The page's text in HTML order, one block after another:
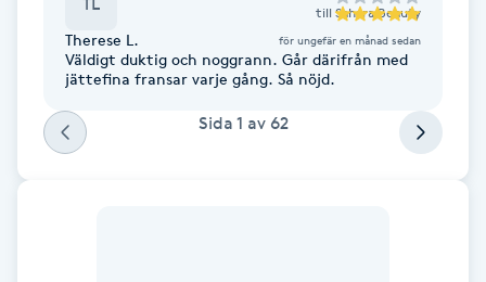
Gruppträning
Gua Sha-massage
till Sahara Beauty
Therese L. för ungefär en månad sedan
Väldigt duktig och noggrann. Går därifrån med
jättefina fransar varje gång. Så nöjd.
Sida 1 av 62